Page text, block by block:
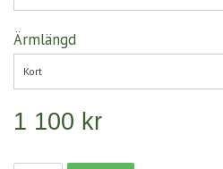
Ärmlängd
Kort
1 100 kr